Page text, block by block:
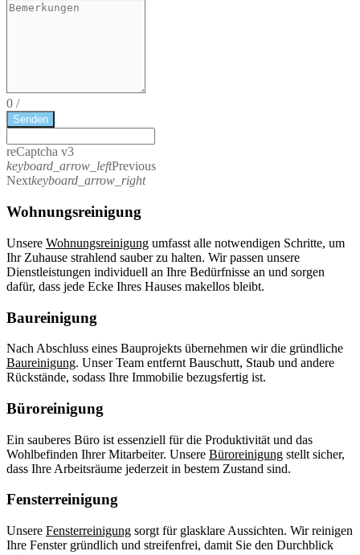
0 /
Senden
reCaptcha v3
keyboard_arrow_leftPrevious
Nextkeyboard_arrow_right
Wohnungsreinigung
Unsere Wohnungsreinigung umfasst alle notwendigen Schritte, um
Ihr Zuhause strahlend sauber zu halten. Wir passen unsere
Dienstleistungen individuell an Ihre Bedürfnisse an und sorgen
dafür, dass jede Ecke Ihres Hauses makellos bleibt.
Baureinigung
Nach Abschluss eines Bauprojekts übernehmen wir die gründliche
Baureinigung. Unser Team entfernt Bauschutt, Staub und andere
Rückstände, sodass Ihre Immobilie bezugsfertig ist.
Büroreinigung
Ein sauberes Büro ist essenziell für die Produktivität und das
Wohlbefinden Ihrer Mitarbeiter. Unsere Büroreinigung stellt sicher,
dass Ihre Arbeitsräume jederzeit in bestem Zustand sind.
Fensterreinigung
Unsere Fensterreinigung sorgt für glasklare Aussichten. Wir reinigen
Ihre Fenster gründlich und streifenfrei, damit Sie den Durchblick